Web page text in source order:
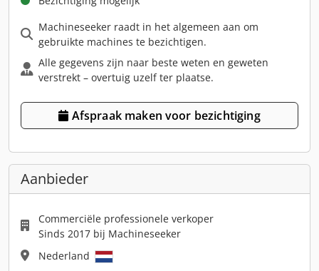
Machineseeker raadt in het algemeen aan om
gebruikte machines te bezichtigen.
Alle gegevens zijn naar beste weten en geweten
verstrekt – overtuig uzelf ter plaatse.
Afspraak maken voor bezichtiging
Aanbieder
Commerciële professionele verkoper
Sinds 2017 bij Machineseeker
Nederland